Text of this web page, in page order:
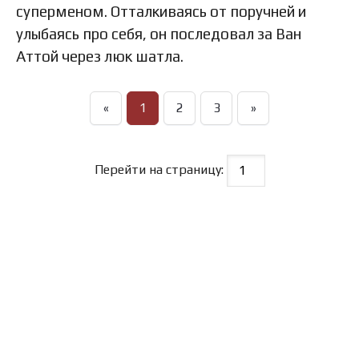
суперменом. Отталкиваясь от поручней и
улыбаясь про себя, он последовал за Ван
Аттой через люк шатла.
« 1 2 3 »
Перейти на страницу: